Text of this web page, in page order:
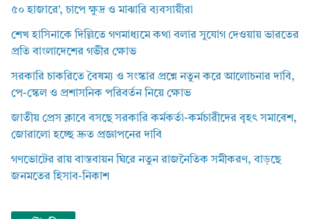
৫০ হাজারে’, চাপে ক্ষুদ্র ও মাঝারি ব্যবসায়ীরা
শেখ হাসিনাকে দিল্লিতে গণমাধ্যমে কথা বলার সুযোগ দেওয়ায় ভারতের
প্রতি বাংলাদেশের গভীর ক্ষোভ
সরকারি চাকরিতে বৈষম্য ও সংস্কার প্রশ্নে নতুন করে আলোচনার দাবি,
পে-স্কেল ও প্রশাসনিক পরিবর্তন নিয়ে ক্ষোভ
জাতীয় প্রেস ক্লাবে বসছে সরকারি কর্মকর্তা-কর্মচারীদের বৃহৎ সমাবেশ,
জোরালো হচ্ছে দ্রুত প্রজ্ঞাপনের দাবি
গণভোটের রায় বাস্তবায়ন ঘিরে নতুন রাজনৈতিক সমীকরণ, বাড়ছে
জনমতের হিসাব-নিকাশ